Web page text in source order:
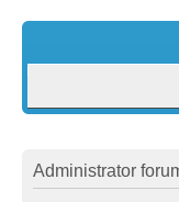
Administrator